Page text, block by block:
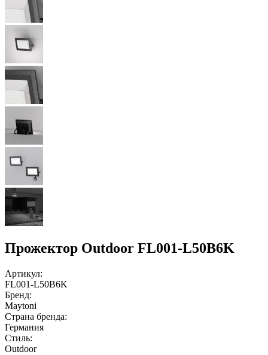
Прожектор Outdoor FL001-L50B6K
Артикул:
FL001-L50B6K
Бренд:
Maytoni
Страна бренда:
Германия
Стиль:
Outdoor